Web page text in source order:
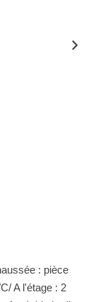
: pièce
A l'étage : 2